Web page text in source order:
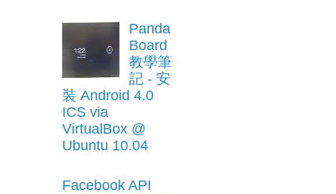
Panda
Board
教學筆
記 - 安
裝 Android 4.0
ICS via
VirtualBox @
Ubuntu 10.04
Facebook API